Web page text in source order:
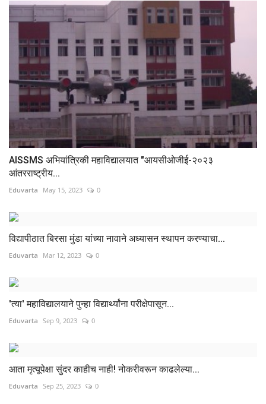
AISSMS अभियांत्रिकी महाविद्यालयात "आयसीओजीई-२०२३
आंतरराष्ट्रीय...
Eduvarta May 15, 2023 0
विद्यापीठात बिरसा मुंडा यांच्या नावाने अध्यासन स्थापन करण्याचा...
Eduvarta Mar 12, 2023 0
'त्या' महाविद्यालयाने पुन्हा विद्यार्थ्यांना परीक्षेपासून...
Eduvarta Sep 9, 2023 0
आता मृत्यूपेक्षा सुंदर काहीच नाही! नोकरीवरून काढलेल्या...
Eduvarta Sep 25, 2023 0